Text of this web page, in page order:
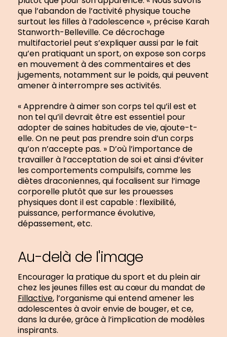
que l’abandon de l’activité physique touche
surtout les filles à l’adolescence », précise Karah
Stanworth-Belleville. Ce décrochage
multifactoriel peut s’expliquer aussi par le fait
qu’en pratiquant un sport, on expose son corps
en mouvement à des commentaires et des
jugements, notamment sur le poids, qui peuvent
amener à interrompre ses activités.
« Apprendre à aimer son corps tel qu’il est et
non tel qu’il devrait être est essentiel pour
adopter de saines habitudes de vie, ajoute-t-
elle. On ne peut pas prendre soin d’un corps
qu’on n’accepte pas. » D’où l’importance de
travailler à l’acceptation de soi et ainsi d’éviter
les comportements compulsifs, comme les
diètes draconiennes, qui focalisent sur l’image
corporelle plutôt que sur les prouesses
physiques dont il est capable : flexibilité,
puissance, performance évolutive,
dépassement, etc.
Au-delà de l'image
Encourager la pratique du sport et du plein air
chez les jeunes filles est au cœur du mandat de
Fillactive, l’organisme qui entend amener les
adolescentes à avoir envie de bouger, et ce,
dans la durée, grâce à l’implication de modèles
inspirants.